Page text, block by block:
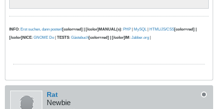
INFO: Erst suchen, dann posten![color=red] | [/color]MANUAL(s): PHP MySQL| HTML/JS/CSS[color=red] |
[/color]NICE: GNOME Do TESTS: Gästebuch[color=red] | [/color]IM : Jabber.org
Rat
Newbie